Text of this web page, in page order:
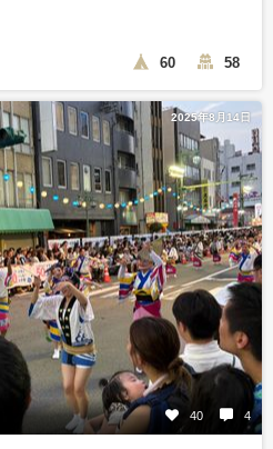
60 58
2025年8月14日
40 4